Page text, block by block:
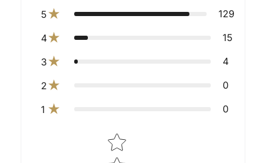
5 129
4 15
3 4
2 0
1 0
Star rating